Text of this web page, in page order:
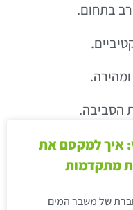
רב בתחום.
הסביבה.
איך למקסם את
מתקדמות
של משבר המים